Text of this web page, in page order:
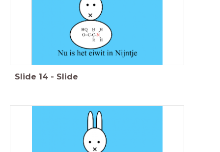
Slide 14 - Slide